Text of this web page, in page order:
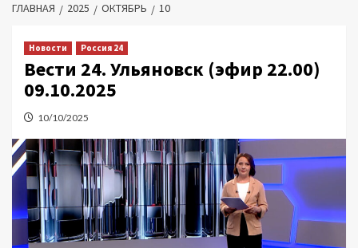
ГЛАВНАЯ 2025 ОКТЯБРЬ 10
Новости Россия 24
Вести 24. Ульяновск (эфир 22.00)
09.10.2025
10/10/2025